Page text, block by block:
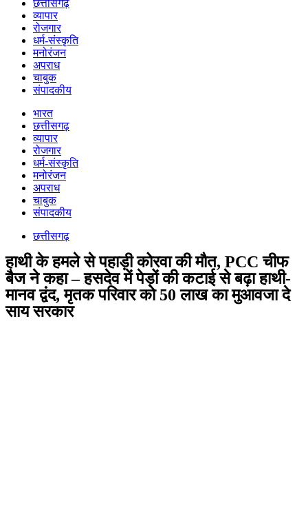
छत्तीसगढ़
व्यापार
रोजगार
धर्म-संस्कृति
मनोरंजन
अपराध
चाबुक
संपादकीय
भारत
छत्तीसगढ़
व्यापार
रोजगार
धर्म-संस्कृति
मनोरंजन
अपराध
चाबुक
संपादकीय
छत्तीसगढ़
हाथी के हमले से पहाड़ी कोरवा की मौत, PCC चीफ
बैज ने कहा – हसदेव में पेड़ों की कटाई से बढ़ा हाथी-
मानव द्वंद, मृतक परिवार को 50 लाख का मुआवजा दे
साय सरकार